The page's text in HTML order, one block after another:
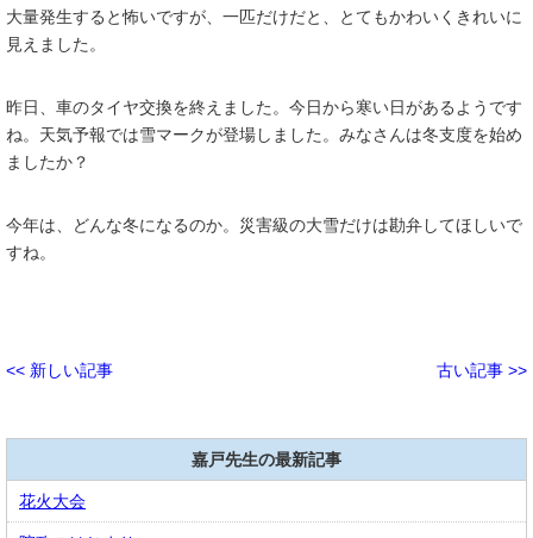
大量発生すると怖いですが、一匹だけだと、とてもかわいくきれいに
見えました。
昨日、車のタイヤ交換を終えました。今日から寒い日があるようです
ね。天気予報では雪マークが登場しました。みなさんは冬支度を始め
ましたか？
今年は、どんな冬になるのか。災害級の大雪だけは勘弁してほしいで
すね。
古い記事 >>
<< 新しい記事
嘉戸先生の最新記事
花火大会